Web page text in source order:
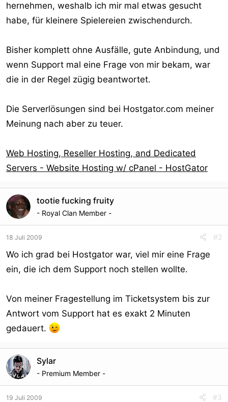
hernehmen, weshalb ich mir mal etwas gesucht
habe, für kleinere Spielereien zwischendurch.
Bisher komplett ohne Ausfälle, gute Anbindung, und
wenn Support mal eine Frage von mir bekam, war
die in der Regel zügig beantwortet.
Die Serverlösungen sind bei Hostgator.com meiner
Meinung nach aber zu teuer.
Web Hosting, Reseller Hosting, and Dedicated
Servers - Website Hosting w/ cPanel - HostGator
tootie fucking fruity
- Royal Clan Member -
18 Juli 2009 #2
Wo ich grad bei Hostgator war, viel mir eine Frage
ein, die ich dem Support noch stellen wollte.
Von meiner Fragestellung im Ticketsystem bis zur
Antwort vom Support hat es exakt 2 Minuten
gedauert.
Sylar
- Premium Member -
19 Juli 2009 #3